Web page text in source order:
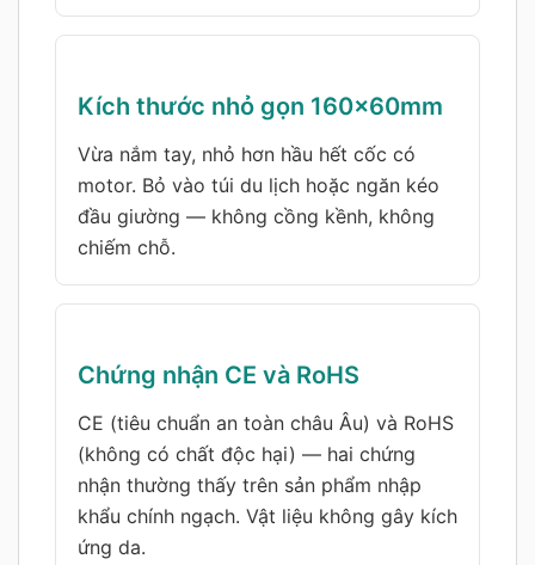
Kích thước nhỏ gọn 160×60mm
Vừa nắm tay, nhỏ hơn hầu hết cốc có
motor. Bỏ vào túi du lịch hoặc ngăn kéo
đầu giường — không cồng kềnh, không
chiếm chỗ.
Chứng nhận CE và RoHS
CE (tiêu chuẩn an toàn châu Âu) và RoHS
(không có chất độc hại) — hai chứng
nhận thường thấy trên sản phẩm nhập
khẩu chính ngạch. Vật liệu không gây kích
ứng da.